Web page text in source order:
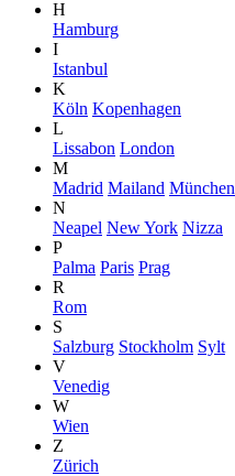
H
Hamburg
I
Istanbul
K
Köln Kopenhagen
L
Lissabon London
M
Madrid Mailand München
N
Neapel New York Nizza
P
Palma Paris Prag
R
Rom
S
Salzburg Stockholm Sylt
V
Venedig
W
Wien
Z
Zürich